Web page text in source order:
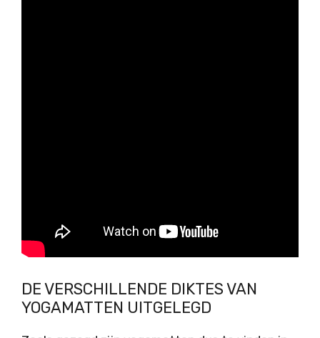
DE VERSCHILLENDE DIKTES VAN
YOGAMATTEN UITGELEGD